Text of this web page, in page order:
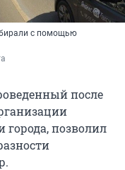
с помощью
после
позволил